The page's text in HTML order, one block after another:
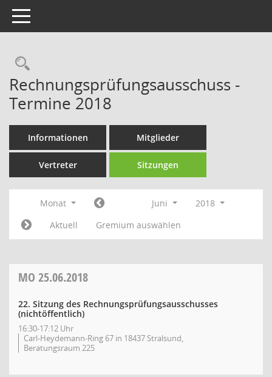
Toggle navigation
Rechercheauswahl
Rechnungsprüfungsausschuss -
Termine 2018
Informationen Mitglieder
Vertreter Sitzungen
Monat Juni
2018
Aktuell
Gremium auswählen
MO 25.06.2018
22. Sitzung des Rechnungsprüfungsausschusses
(nichtöffentlich)
16:30-17:12 Uhr
Carl-Heydemann-Ring 67 in 18437 Stralsund,
Beratungsraum 225